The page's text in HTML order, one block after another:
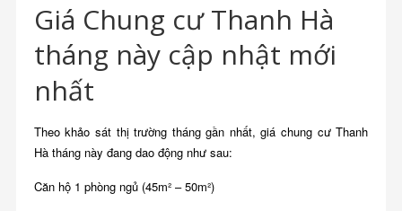
Giá Chung cư Thanh Hà
tháng này cập nhật mới
nhất
Theo khảo sát thị trường tháng gần nhất, giá chung cư Thanh
Hà tháng này đang dao động như sau:
Căn hộ 1 phòng ngủ (45m² – 50m²)